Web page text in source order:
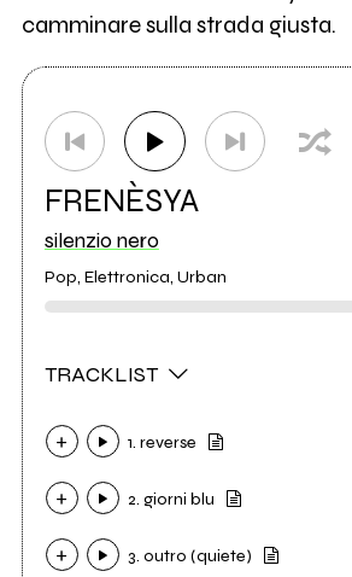
camminare sulla strada giusta.
FRENÈSYA
silenzio nero
Pop, Elettronica, Urban
TRACKLIST
1. reverse
2. giorni blu
3. outro (quiete)